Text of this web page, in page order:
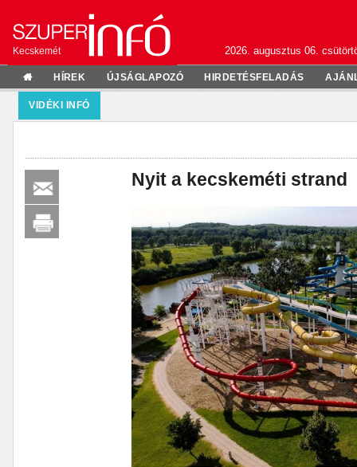
Kecskemét 2026. augusztus 06.
HÍREK ÚJSÁGLAPOZÓ HIRDETÉSFELADÁS
VIDÉKI INFÓ
Nyit a kecskeméti strand